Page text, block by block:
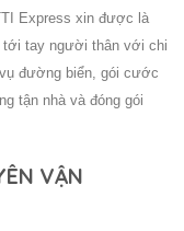
Express xin được là
tới tay người thân với chi
đường biển, gói cước
tận nhà và đóng gói
VẬN